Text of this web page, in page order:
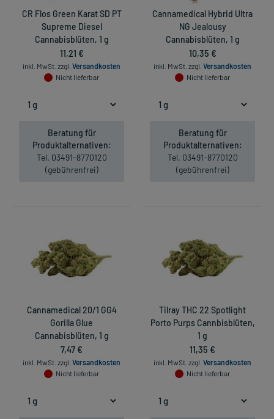
CR Flos Green Karat SD PT
Supreme Diesel
Cannabisblüten, 1 g
11,21 €
inkl. MwSt. zzgl. Versandkosten
Nicht lieferbar
Beratung für
Produktalternativen:
Tel. 03491-8770120
(gebührenfrei)
Cannamedical Hybrid Ultra
NG Jealousy
Cannabisblüten, 1 g
10,35 €
inkl. MwSt. zzgl. Versandkosten
Nicht lieferbar
Beratung für
Produktalternativen:
Tel. 03491-8770120
(gebührenfrei)
Cannamedical 20/1 GG4
Gorilla Glue
Cannabisblüten, 1 g
7,47 €
inkl. MwSt. zzgl. Versandkosten
Nicht lieferbar
Tilray THC 22 Spotlight
Porto Purps Cannbisblüten,
1 g
11,35 €
inkl. MwSt. zzgl. Versandkosten
Nicht lieferbar